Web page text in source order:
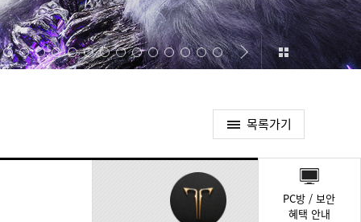
목록가기
PC방 / 보안
혜택 안내